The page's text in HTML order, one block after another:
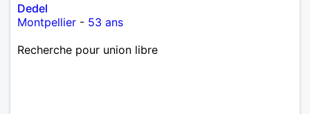
Dedel
Montpellier - 53 ans
Recherche pour union libre